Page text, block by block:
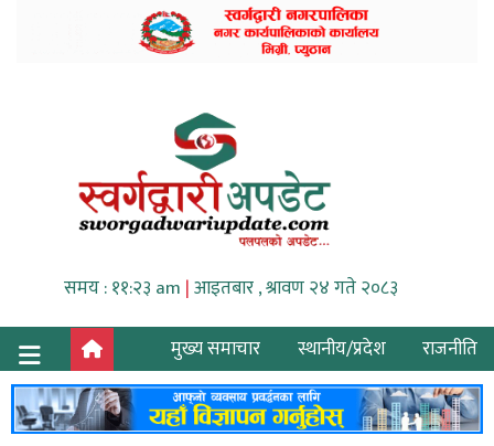
समय : ११:२३ am |आइतबार , श्रावण २४ गते २०८३
मुख्य समाचार
स्थानीय/प्रदेश राजनीति